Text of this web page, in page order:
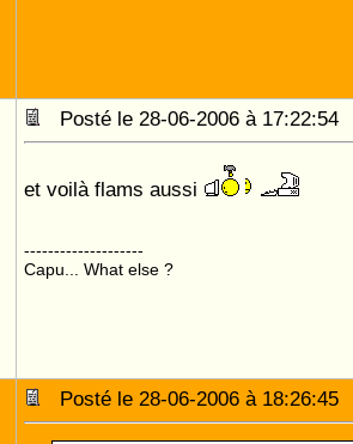
Posté le 28-06-2006 à
et voilà flams aussi
--------------------
Capu... What else ?
Posté le 28-06-2006 à